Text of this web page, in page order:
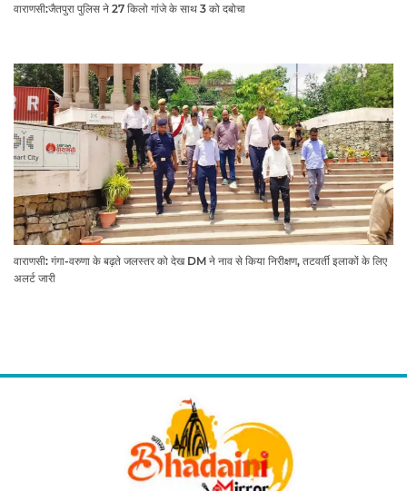
वाराणसी:जैतपुरा पुलिस ने 27 किलो गांजे के साथ 3 को दबोचा
वाराणसी: गंगा-वरुणा के बढ़ते जलस्तर को देख DM ने नाव से किया निरीक्षण, तटवर्ती इलाकों के लिए
अलर्ट जारी